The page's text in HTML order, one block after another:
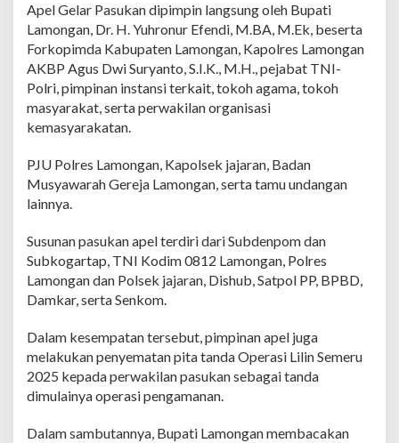
a
n
O
p
s
L
i
l
S
e
r
u
S
i
a
A
a
n
k
n
Apel Gelar Pasukan dipimpin langsung oleh Bupati
Lamongan, Dr. H. Yuhronur Efendi, M.BA, M.Ek, beserta
Forkopimda Kabupaten Lamongan, Kapolres Lamongan
AKBP Agus Dwi Suryanto, S.I.K., M.H., pejabat TNI-
Polri, pimpinan instansi terkait, tokoh agama, tokoh
masyarakat, serta perwakilan organisasi
kemasyarakatan.
PJU Polres Lamongan, Kapolsek jajaran, Badan
Musyawarah Gereja Lamongan, serta tamu undangan
lainnya.
Susunan pasukan apel terdiri dari Subdenpom dan
Subkogartap, TNI Kodim 0812 Lamongan, Polres
Lamongan dan Polsek jajaran, Dishub, Satpol PP, BPBD,
Damkar, serta Senkom.
Dalam kesempatan tersebut, pimpinan apel juga
melakukan penyematan pita tanda Operasi Lilin Semeru
2025 kepada perwakilan pasukan sebagai tanda
dimulainya operasi pengamanan.
Dalam sambutannya, Bupati Lamongan membacakan